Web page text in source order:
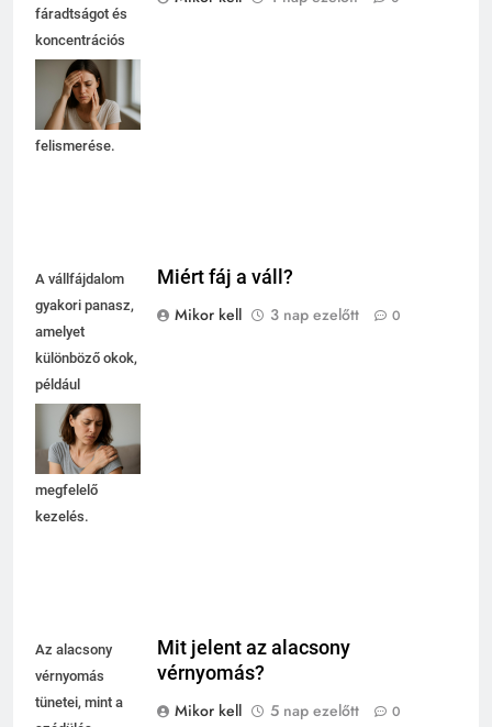
fáradtságot és
koncentrációs
nehézségeket
okozhat, ezért
fontos a tünetek
felismerése.
A vállfájdalom
gyakori panasz,
amelyet
különböző okok,
például
túlterhelés vagy
sérülés okozhat.
Fontos a
megfelelő
kezelés.
Miért fáj a váll?
Mikor kell
3 nap ezelőtt 0
Az alacsony
vérnyomás
tünetei, mint a
Mit jelent az alacsony
vérnyomás?
Mikor kell
5 nap ezelőtt 0